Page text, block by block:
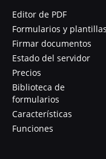
Editor de PDF
Formularios y plantillas
Firmar documentos
Estado del servidor
Precios
Biblioteca de
formularios
Características
Funciones